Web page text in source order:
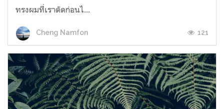
ทรงผมที่เราตัดก่อนไ...
Cheng Namfon 121